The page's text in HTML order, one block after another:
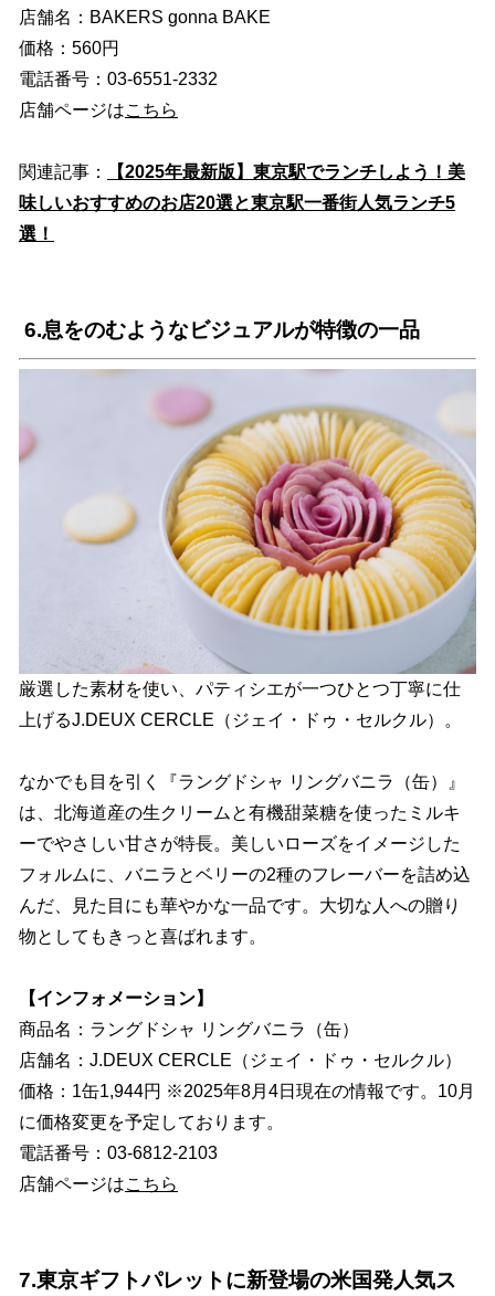
店舗名：BAKERS gonna BAKE
価格：560円
電話番号：03-6551-2332
店舗ページはこちら
関連記事：
【2025年最新版】東京駅でランチしよう！美
味しいおすすめのお店20選と東京駅一番街人気ランチ5
選！
6.息をのむようなビジュアルが特徴の一品
厳選した素材を使い、パティシエが一つひとつ丁寧に仕
上げるJ.DEUX CERCLE（ジェイ・ドゥ・セルクル）。
なかでも目を引く『ラングドシャ リングバニラ（缶）』
は、北海道産の生クリームと有機甜菜糖を使ったミルキ
ーでやさしい甘さが特長。美しいローズをイメージした
フォルムに、バニラとベリーの2種のフレーバーを詰め込
んだ、見た目にも華やかな一品です。大切な人への贈り
物としてもきっと喜ばれます。
【インフォメーション】
商品名：ラングドシャ リングバニラ（缶）
店舗名：J.DEUX CERCLE（ジェイ・ドゥ・セルクル）
価格：1缶1,944円 ※2025年8月4日現在の情報です。10月
に価格変更を予定しております。
電話番号：03-6812-2103
店舗ページはこちら
7.東京ギフトパレットに新登場の米国発人気ス